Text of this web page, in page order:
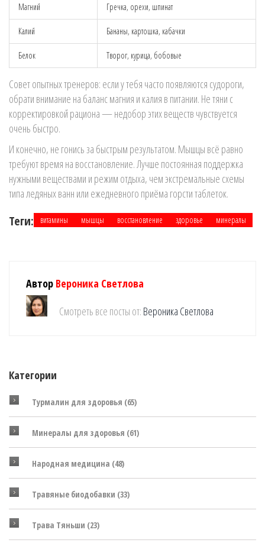
Магний Гречка, орехи, шпинат
Калий Бананы, картошка, кабачки
Белок Творог, курица, бобовые
Совет опытных тренеров: если у тебя часто появляются судороги,
обрати внимание на баланс магния и калия в питании. Не тяни с
корректировкой рациона — недобор этих веществ чувствуется
очень быстро.
И конечно, не гонись за быстрым результатом. Мышцы всё равно
требуют время на восстановление. Лучше постоянная поддержка
нужными веществами и режим отдыха, чем экстремальные схемы
типа ледяных ванн или ежедневного приёма горсти таблеток.
Теги: витамины мышцы восстановление здоровье минералы
Автор Вероника Светлова
Смотреть все посты от: Вероника Светлова
Категории
Турмалин для здоровья (65)
Минералы для здоровья (61)
Народная медицина (48)
Травяные биодобавки (33)
Трава Тяньши (23)